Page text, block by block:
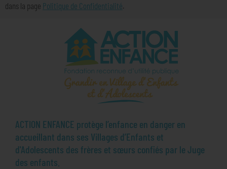
dans la page Politique de Confidentialité.
ACTION ENFANCE protège l’enfance en danger en
accueillant dans ses Villages d’Enfants et
d'Adolescents des frères et sœurs confiés par le Juge
des enfants.